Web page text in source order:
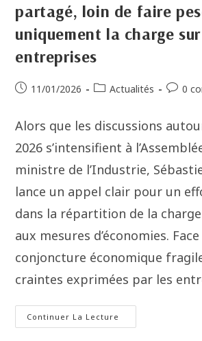
partagé, loin de faire
uniquement la charge
entreprises
11/01/2026 Actualités 0
Alors que les discussions
2026 s’intensifient à
ministre de l’Industrie,
lance un appel clair pour un
dans la répartition de la
aux mesures d’économies.
conjoncture économique
craintes exprimées par les
Continuer La Lecture